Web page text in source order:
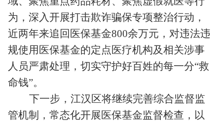
为，深入开展打击欺诈骗保专项整治行动，
近两年来追回医保基金800余万元，对违法违
规使用医保基金的定点医疗机构及相关涉事
人员严肃处理，切实守护好百姓的每一分“救
命钱”。
下一步，江汉区将继续完善综合监督监
管机制，常态化开展医保基金监督检查，以